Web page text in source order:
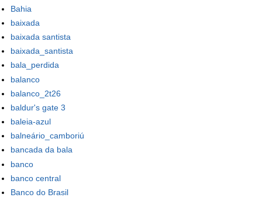
Bahia
baixada
baixada santista
baixada_santista
bala_perdida
balanco
balanco_2t26
baldur's gate 3
baleia-azul
balneário_camboriú
bancada da bala
banco
banco central
Banco do Brasil